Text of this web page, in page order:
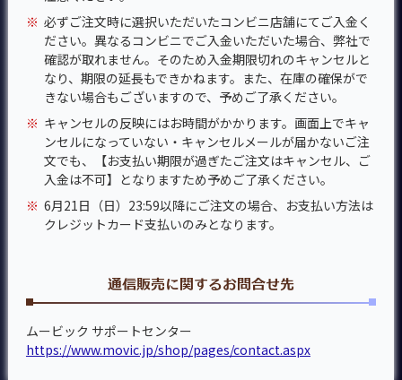
※ 必ずご注文時に選択いただいたコンビニ店舗にてご入金く
ださい。異なるコンビニでご入金いただいた場合、弊社で
確認が取れません。そのため入金期限切れのキャンセルと
なり、期限の延長もできかねます。また、在庫の確保がで
きない場合もございますので、予めご了承ください。
※ キャンセルの反映にはお時間がかかります。画面上でキャ
ンセルになっていない・キャンセルメールが届かないご注
文でも、【お支払い期限が過ぎたご注文はキャンセル、ご
入金は不可】となりますため予めご了承ください。
※ 6月21日（日）23:59以降にご注文の場合、お支払い方法は
クレジットカード支払いのみとなります。
通信販売に関するお問合せ先
ムービック サポートセンター
https://www.movic.jp/shop/pages/contact.aspx